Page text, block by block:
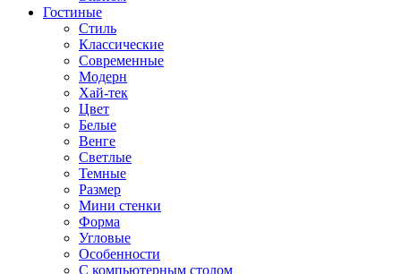
Гостиные
Стиль
Классические
Современные
Модерн
Хай-тек
Цвет
Белые
Венге
Светлые
Темные
Размер
Мини стенки
Форма
Угловые
Особенности
С компьютерным столом